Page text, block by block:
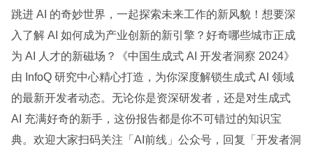
跳进 AI 的奇妙世界，一起探索未来工作的新风貌！想要深
入了解 AI 如何成为产业创新的新引擎？好奇哪些城市正成
为 AI 人才的新磁场？《中国生成式 AI 开发者洞察 2024》
由 InfoQ 研究中心精心打造，为你深度解锁生成式 AI 领域
的最新开发者动态。无论你是资深研发者，还是对生成式
AI 充满好奇的新手，这份报告都是你不可错过的知识宝
典。欢迎大家扫码关注「AI前线」公众号，回复「开发者洞